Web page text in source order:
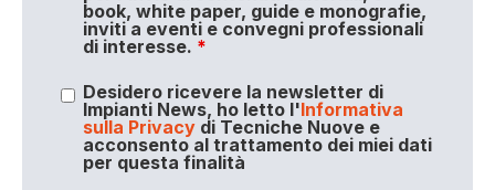
book, white paper, guide e monografie,
inviti a eventi e convegni professionali
di interesse. *
Desidero ricevere la newsletter di
Impianti News, ho letto l'Informativa
sulla Privacydi Tecniche Nuove e
acconsento al trattamento dei miei dati
per questa finalità